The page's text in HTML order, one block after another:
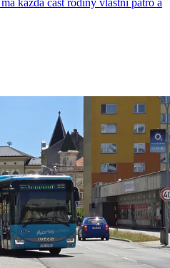
každá část rodiny vlastní patro a